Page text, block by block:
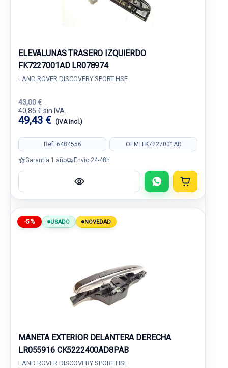
ELEVALUNAS TRASERO IZQUIERDO
FK7227001AD LR078974
LAND ROVER DISCOVERY SPORT HSE
43,00 €
40,85 € sin IVA.
49,43 € (IVA incl.)
Ref: 6484556 OEM: FK7227001AD
Garantía 1 año Envío 24-48h
-5% USADO NOVEDAD
MANETA EXTERIOR DELANTERA DERECHA
LR055916 CK5222400AD8PAB
LAND ROVER DISCOVERY SPORT HSE